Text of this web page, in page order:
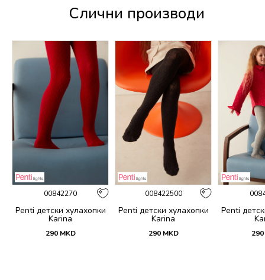
Слични производи
00842270
Penti детски хулахопки
Karina
290 MKD
008422500
Penti детски хулахопки
Karina
290 MKD
Penti
290